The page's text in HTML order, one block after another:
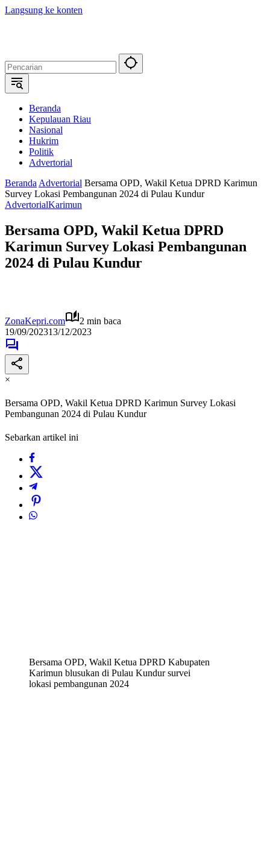
Langsung ke konten
Beranda
Kepulauan Riau
Nasional
Hukrim
Politik
Advertorial
Beranda Advertorial Bersama OPD, Wakil Ketua DPRD Karimun
Survey Lokasi Pembangunan 2024 di Pulau Kundur
AdvertorialKarimun
Bersama OPD, Wakil Ketua DPRD
Karimun Survey Lokasi Pembangunan
2024 di Pulau Kundur
ZonaKepri.com
2 min baca
19/09/202313/12/2023
×
Bersama OPD, Wakil Ketua DPRD Karimun Survey Lokasi
Pembangunan 2024 di Pulau Kundur
Sebarkan artikel ini
Bersama OPD, Wakil Ketua DPRD Kabupaten
Karimun blusukan di Pulau Kundur survei
lokasi pembangunan 2024